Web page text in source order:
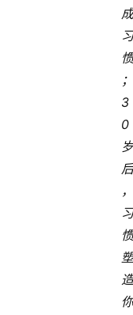
成
习
惯
；
3
0
岁
后
，
习
惯
塑
造
你